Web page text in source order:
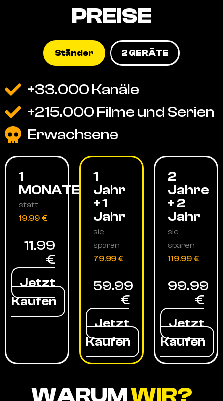
PREISE
Ständer 2 GERÄTE
+33.000 Kanäle
+215.000 Filme und Serien
Erwachsene
1
MONATE
statt
19.99 €
11.99
€
Jetzt
Kaufen
1
Jahr
+ 1
Jahr
sie
sparen
79.99 €
59.99
€
Jetzt
Kaufen
2
Jahre
+ 2
Jahr
sie
sparen
119.99 €
99.99
€
Jetzt
Kaufen
WARUMWIR?